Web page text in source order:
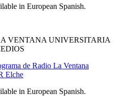
in European Spanish.
VENTANA UNIVERSITARIA
de Radio La Ventana
Elche
in European Spanish.